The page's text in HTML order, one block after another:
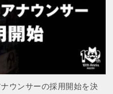
ウンサーの採用開始を決